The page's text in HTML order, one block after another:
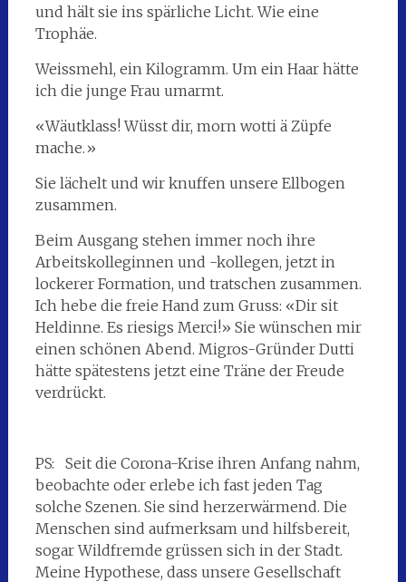
und hält sie ins spärliche Licht. Wie eine
Trophäe.
Weissmehl, ein Kilogramm. Um ein Haar hätte
ich die junge Frau umarmt.
«Wäutklass! Wüsst dir, morn wotti ä Züpfe
mache.»
Sie lächelt und wir knuffen unsere Ellbogen
zusammen.
Beim Ausgang stehen immer noch ihre
Arbeitskolleginnen und -kollegen, jetzt in
lockerer Formation, und tratschen zusammen.
Ich hebe die freie Hand zum Gruss: «Dir sit
Heldinne. Es riesigs Merci!» Sie wünschen mir
einen schönen Abend. Migros-Gründer Dutti
hätte spätestens jetzt eine Träne der Freude
verdrückt.
PS: Seit die Corona-Krise ihren Anfang nahm,
beobachte oder erlebe ich fast jeden Tag
solche Szenen. Sie sind herzerwärmend. Die
Menschen sind aufmerksam und hilfsbereit,
sogar Wildfremde grüssen sich in der Stadt.
Meine Hypothese, dass unsere Gesellschaft